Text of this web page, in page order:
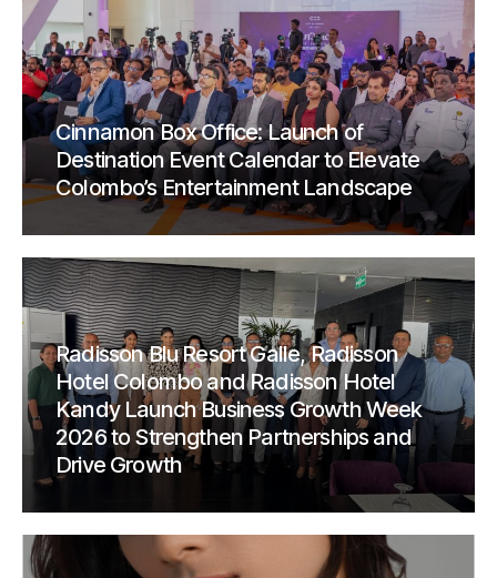
Cinnamon Box Office: Launch of
Destination Event Calendar to Elevate
Colombo’s Entertainment Landscape
Radisson Blu Resort Galle, Radisson
Hotel Colombo and Radisson Hotel
Kandy Launch Business Growth Week
2026 to Strengthen Partnerships and
Drive Growth